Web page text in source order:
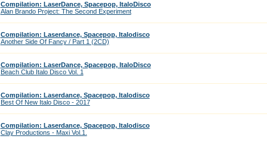
Compilation: LaserDance, Spacepop, ItaloDisco
Alan Brando Project: The Second Experiment
Compilation: Laserdance, Spacepop, Italodisco
Another Side Of Fancy / Part 1 (2CD)
Compilation: LaserDance, Spacepop, ItaloDisco
Beach Club Italo Disco Vol. 1
Compilation: Laserdance, Spacepop, Italodisco
Best Of New Italo Disco - 2017
Compilation: Laserdance, Spacepop, Italodisco
Clay Productions - Maxi Vol.1.